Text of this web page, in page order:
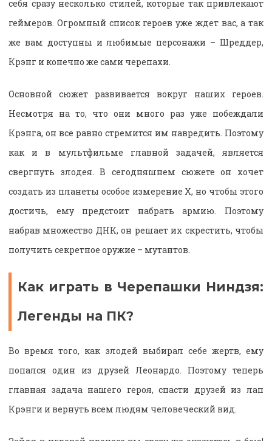
себя сразу несколько стилей, которые так привлекают
геймеров. Огромный список героев уже ждет вас, а так
же вам доступны и любимые персонажи – Шреддер,
Крэнг и конечно же сами черепахи.
Основной сюжет развивается вокруг наших героев.
Несмотря на то, что они много раз уже побеждали
Крэнга, он все равно стремится им навредить. Поэтому
как и в мультфильме главной задачей, является
свергнуть злодея. В сегодняшнем сюжете он хочет
создать из планеты особое измерение Х, но чтобы этого
достичь, ему предстоит набрать армию. Поэтому
набрав множество ДНК, он решает их скрестить, чтобы
получить секретное оружие – мутантов.
Как играть в Черепашки Ниндзя:
Легенды на ПК?
Во время того, как злодей выбирал себе жертв, ему
попался один из друзей Леонардо. Поэтому теперь
главная задача нашего героя, спасти друзей из лап
Крэнги и вернуть всем людям человеческий вид.